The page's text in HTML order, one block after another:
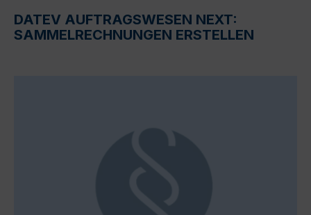
DATEV AUFTRAGSWESEN NEXT:
SAMMELRECHNUNGEN ERSTELLEN